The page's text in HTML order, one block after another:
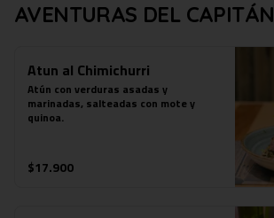
AVENTURAS DEL CAPITÁN
Atun al Chimichurri
Atún con verduras asadas y
marinadas, salteadas con mote y
quinoa.
$17.900